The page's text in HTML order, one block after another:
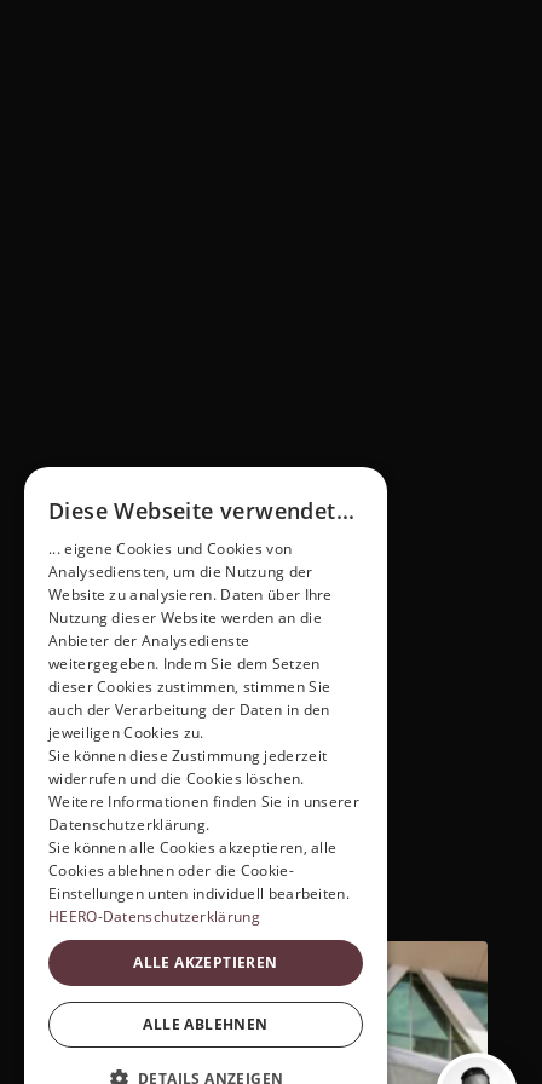
Junger Sprinter (Gebrauchtfahrzeug über
Wir suchen für Sie und mit Ihnen junge, gebrauchte
Kleinbusse bei den HEERO-Partnern und am
Gebrauchtwagenmarkt. Entspricht ein Bus Ihren
Anforderungen, startet das Diesel-to-Electric
Service. Vorteil: Die Suche nach einem jungen
8-Sitzer ist oft schneller als die Wartezeit für
Neufahrzeuge.
HEERO x Sprinter: Ihre
Wahl zur E-Mobilität
Das HEERO eDrive System - variable
Integration in Mercedes-Benz Sprinter
Fahrgestelle. Jahrzehnte Erfahrung im
Fahrzeugbau upgedatet mit elektrischer
Antriebstechnologie am Puls der Zeit.
Diese Webseite verwendet...
... eigene Cookies und Cookies von
Analysediensten, um die Nutzung der
Website zu analysieren. Daten über Ihre
Nutzung dieser Website werden an die
Anbieter der Analysedienste
weitergegeben. Indem Sie dem Setzen
dieser Cookies zustimmen, stimmen Sie
auch der Verarbeitung der Daten in den
jeweiligen Cookies zu.
Sie können diese Zustimmung jederzeit
widerrufen und die Cookies löschen.
Weitere Informationen finden Sie in unserer
Datenschutzerklärung.
Sie können alle Cookies akzeptieren, alle
Cookies ablehnen oder die Cookie-
Einstellungen unten individuell bearbeiten.
HEERO-Datenschutzerklärung
ALLE AKZEPTIEREN
ALLE ABLEHNEN
DETAILS ANZEIGEN